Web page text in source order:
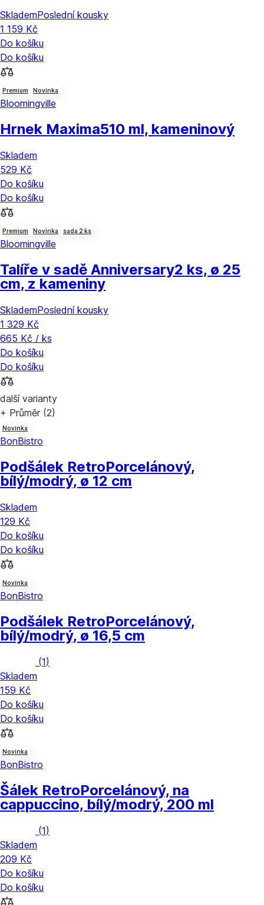
SklademPoslední kousky
1 159 Kč
Do košíku
Do košíku
Premium Novinka
Bloomingville
Hrnek Maxima510 ml, kameninový
Skladem
529 Kč
Do košíku
Do košíku
Premium Novinka sada 2 ks
Bloomingville
Talíře v sadě Anniversary2 ks, ø 25
cm, z kameniny
SklademPoslední kousky
1 329 Kč
665 Kč / ks
Do košíku
Do košíku
další varianty
+ Průměr (2)
Novinka
BonBistro
Podšálek RetroPorcelánový,
bílý/modrý, ø 12 cm
Skladem
129 Kč
Do košíku
Do košíku
Novinka
BonBistro
Podšálek RetroPorcelánový,
bílý/modrý, ø 16,5 cm
(1)
Skladem
159 Kč
Do košíku
Do košíku
Novinka
BonBistro
Šálek RetroPorcelánový, na
cappuccino, bílý/modrý, 200 ml
(1)
Skladem
209 Kč
Do košíku
Do košíku